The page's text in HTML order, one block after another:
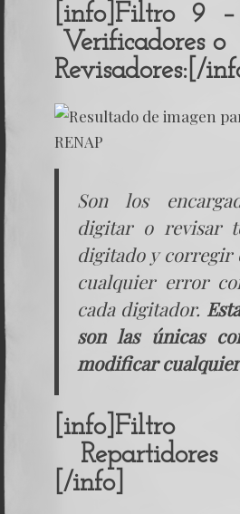
[info]Filtro 9 –
Verificadores o
Revisadores:[/
Son los
digitar o revisar
digitado y corregir
cualquier error
cada digitador.
son las únicas
modificar
[/info]